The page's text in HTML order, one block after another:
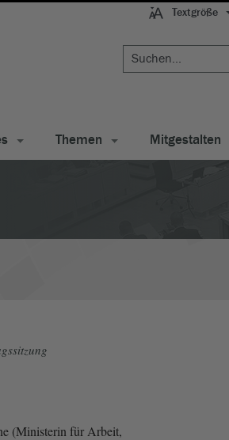
Textgröße
Themen Mitgestalten
(Ministerin für Arbeit,